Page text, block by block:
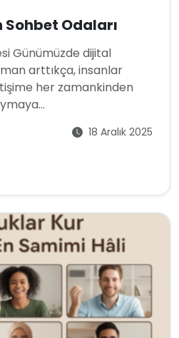
Sohbet Odaları
Günümüzde dijital
arttıkça, insanlar
her zamankinden
18 Aralık 2025